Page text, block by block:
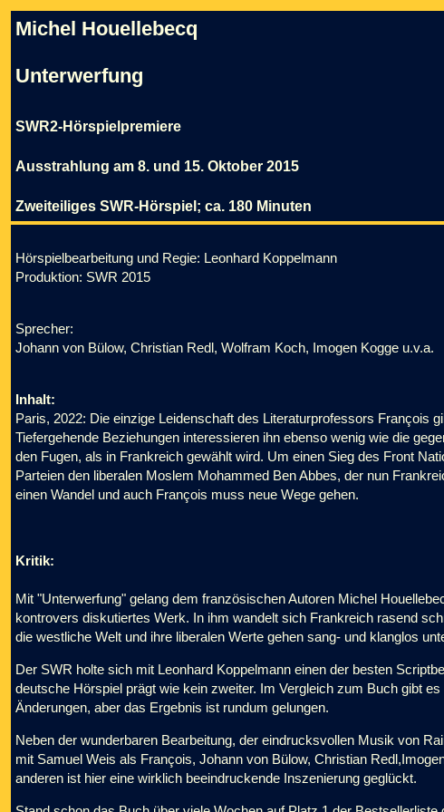
Michel Houellebecq
Unterwerfung
SWR2-Hörspielpremiere
Ausstrahlung am 8. und 15. Oktober 2015
Zweiteiliges SWR-Hörspiel; ca. 180 Minuten
Hörspielbearbeitung und Regie: Leonhard Koppelmann
Produktion: SWR 2015
Sprecher:
Johann von Bülow, Christian Redl, Wolfram Koch, Imogen Kogge u.v.a.
Inhalt:
Paris, 2022: Die einzige Leidenschaft des Literaturprofessors François
Tiefergehende Beziehungen interessieren ihn ebenso wenig wie die
den Fugen, als in Frankreich gewählt wird. Um einen Sieg des Front
Parteien den liberalen Moslem Mohammed Ben Abbes, der nun
einen Wandel und auch François muss neue Wege gehen.
Kritik:
Mit "Unterwerfung" gelang dem französischen Autoren Michel
kontrovers diskutiertes Werk. In ihm wandelt sich Frankreich rasend
die westliche Welt und ihre liberalen Werte gehen sang- und klanglos
Der SWR holte sich mit Leonhard Koppelmann einen der besten
deutsche Hörspiel prägt wie kein zweiter. Im Vergleich zum Buch gibt
Änderungen, aber das Ergebnis ist rundum gelungen.
Neben der wunderbaren Bearbeitung, der eindrucksvollen Musik von
mit Samuel Weis als François, Johann von Bülow, Christian
anderen ist hier eine wirklich beeindruckende Inszenierung geglückt.